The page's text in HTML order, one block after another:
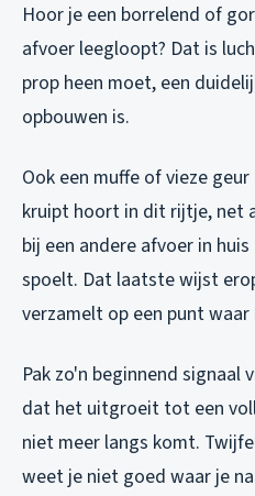
Hoor je een borrelend of
afvoer leegloopt? Dat is
prop heen moet, een
opbouwen is.
Ook een muffe of vieze
kruipt hoort in dit rijtje, net
bij een andere afvoer in
spoelt. Dat laatste wijst
verzamelt op een punt
Pak zo'n beginnend signaal
dat het uitgroeit tot een
niet meer langs komt.
weet je niet goed waar je